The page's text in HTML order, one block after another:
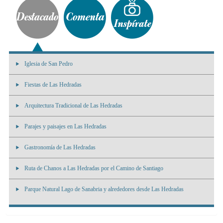
Iglesia de San Pedro
Fiestas de Las Hedradas
Arquitectura Tradicional de Las Hedradas
Parajes y paisajes en Las Hedradas
Gastronomía de Las Hedradas
Ruta de Chanos a Las Hedradas por el Camino de Santiago
Parque Natural Lago de Sanabria y alrededores desde Las Hedradas